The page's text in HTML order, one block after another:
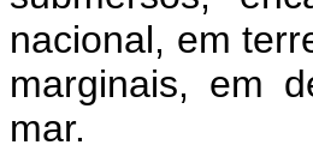
nacional, em
marginais, em
mar.